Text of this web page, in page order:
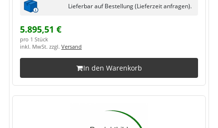
Lieferbar auf Bestellung (Lieferzeit anfragen).
5.895,51 €
pro 1 Stück
inkl. MwSt. zzgl. Versand
In den Warenkorb